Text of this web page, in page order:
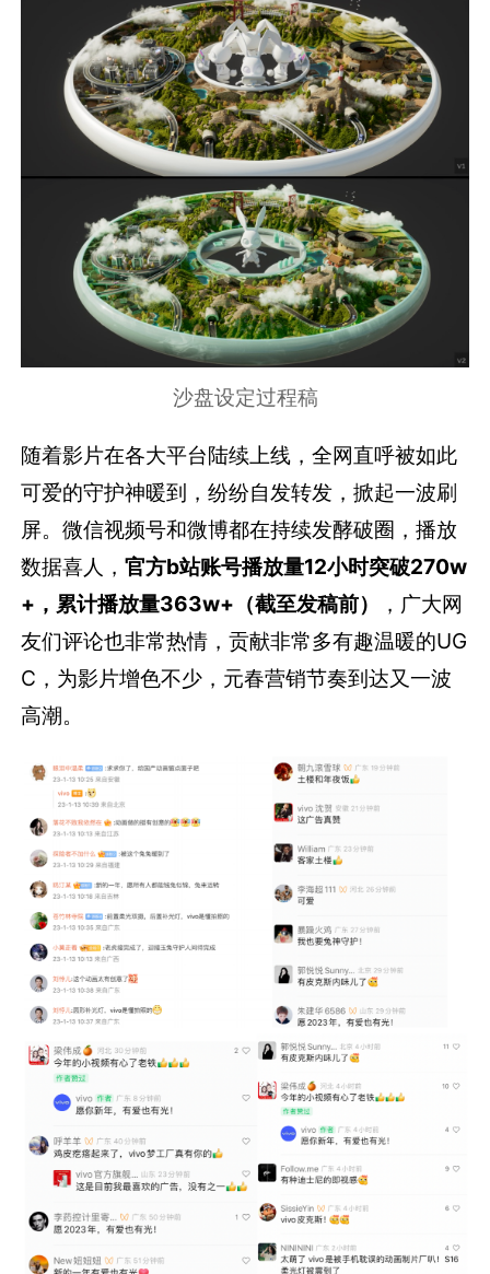
沙盘设定过程稿
随着影片在各大平台陆续上线，全网直呼被如此
可爱的守护神暖到，纷纷自发转发，掀起一波刷
屏。微信视频号和微博都在持续发酵破圈，播放
数据喜人，官方b站账号播放量12小时突破270w
+，累计播放量363w+（截至发稿前）
，广大网
友们评论也非常热情，贡献非常多有趣温暖的UG
C，为影片增色不少，元春营销节奏到达又一波
高潮。